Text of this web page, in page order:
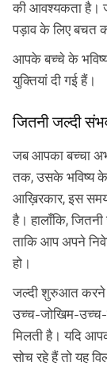
की आवश्यकता है।
पड़ाव के लिए बचत
आपके बच्चे के
युक्तियां दी गई हैं।
जितनी जल्दी
जब आपका बच्चा
तक, उसके भविष्य
आख़िरकार, इस
है। हालाँकि,
ताकि आप अपने
हो।
जल्दी शुरुआत करने
उच्च-जोखिम-उच्च-
मिलती है। यदि
सोच रहे हैं तो यह